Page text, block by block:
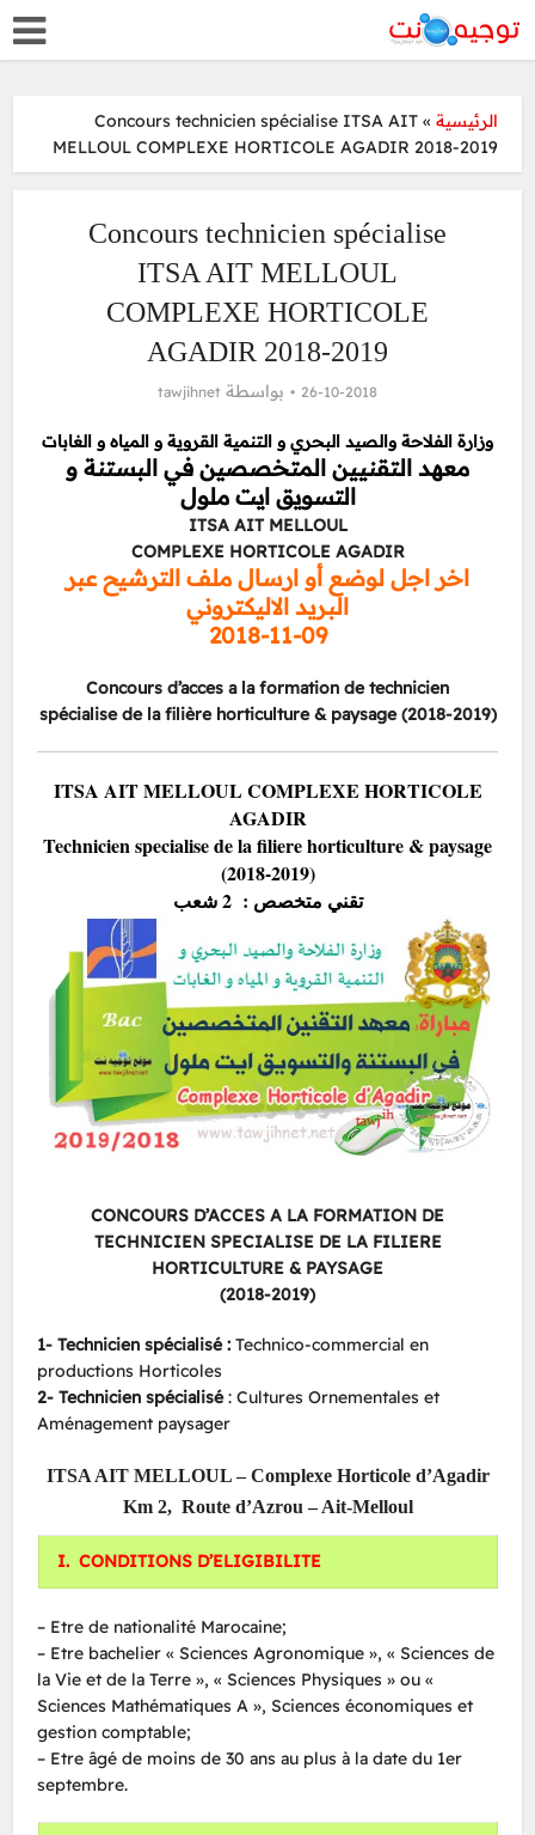
الرئيسية »
Concours technicien spécialise ITSA AIT
MELLOUL COMPLEXE HORTICOLE AGADIR 2018-2019
Concours technicien spécialise
ITSA AIT MELLOUL
COMPLEXE HORTICOLE
AGADIR 2018-2019
26-10-2018 بواسطة tawjihnet
وزارة الفلاحة والصيد البحري و التنمية القروية و المياه و الغابات
معهد التقنيين المتخصصين في البستنة و
التسويق ايت ملول
ITSA AIT MELLOUL
COMPLEXE HORTICOLE AGADIR
اخر اجل لوضع أو ارسال ملف الترشيح عبر
البريد الاليكتروني
2018-11-09
Concours d’acces a la formation de technicien
spécialise de la filière horticulture & paysage (2018-2019)
ITSA AIT MELLOUL COMPLEXE HORTICOLE
AGADIR
Technicien specialise de la filiere horticulture & paysage
(2018-2019)
تقني متخصص : 2 شعب
CONCOURS D’ACCES A LA FORMATION DE
TECHNICIEN SPECIALISE DE LA FILIERE
HORTICULTURE & PAYSAGE
(2018-2019)
1- Technicien spécialisé : Technico-commercial en
productions Horticoles
2- Technicien spécialisé: Cultures Ornementales et
Aménagement paysager
ITSA AIT MELLOUL – Complexe Horticole d’Agadir
Km 2, Route d’Azrou – Ait-Melloul
I. CONDITIONS D’ELIGIBILITE
– Etre de nationalité Marocaine;
– Etre bachelier « Sciences Agronomique », « Sciences de
la Vie et de la Terre », « Sciences Physiques » ou «
Sciences Mathématiques A », Sciences économiques et
gestion comptable;
– Etre âgé de moins de 30 ans au plus à la date du 1er
septembre.